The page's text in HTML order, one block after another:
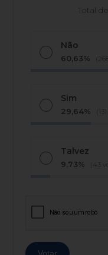
Total
Não
60,63%
Sim
29,64%
Talvez
9,73% (43